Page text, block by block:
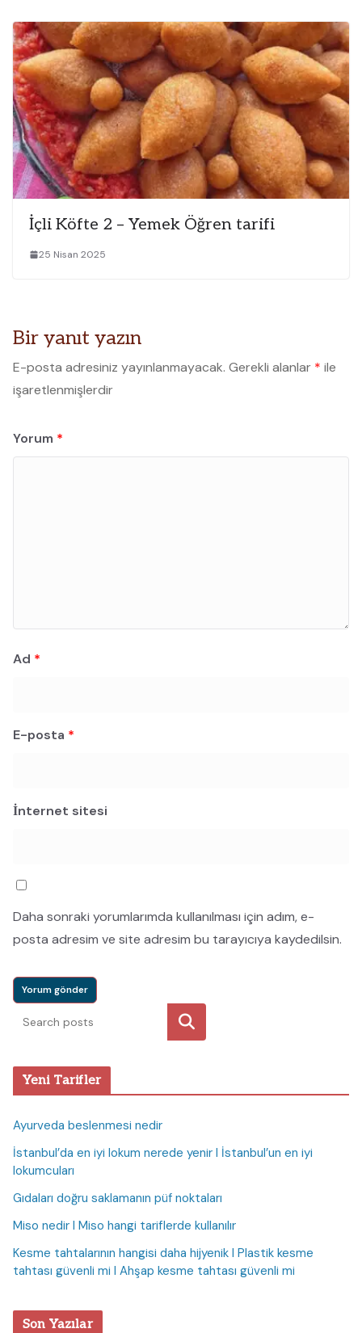
İçli Köfte 2 – Yemek Öğren tarifi
25 Nisan 2025
Bir yanıt yazın
E-posta adresiniz yayınlanmayacak. Gerekli alanlar * ile
işaretlenmişlerdir
Yorum *
Ad *
E-posta *
İnternet sitesi
Daha sonraki yorumlarımda kullanılması için adım, e-
posta adresim ve site adresim bu tarayıcıya kaydedilsin.
Ara
Yeni Tarifler
Ayurveda beslenmesi nedir
İstanbul’da en iyi lokum nerede yenir I İstanbul’un en iyi
lokumcuları
Gıdaları doğru saklamanın püf noktaları
Miso nedir I Miso hangi tariflerde kullanılır
Kesme tahtalarının hangisi daha hijyenik I Plastik kesme
tahtası güvenli mi I Ahşap kesme tahtası güvenli mi
Son Yazılar